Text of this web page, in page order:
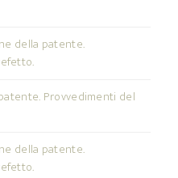
della patente.
Provvedimenti del
della patente.